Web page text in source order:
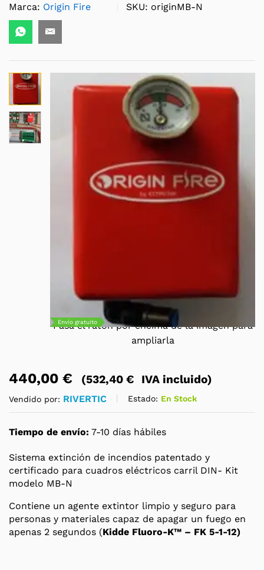
Marca: Origin Fire SKU: originMB-N
Pasa el ratón por encima de la imagen para
ampliarla
Envío gratuito
440,00 € (532,40 € IVA incluido)
Vendido por: RIVERTIC Estado: En Stock
Tiempo de envío: 7-10 días hábiles
Sistema extinción de incendios patentado y
certificado para cuadros eléctricos carril DIN- Kit
modelo MB-N
Contiene un agente extintor limpio y seguro para
personas y materiales capaz de apagar un fuego en
apenas 2 segundos (Kidde Fluoro-K™ – FK 5-1-12)